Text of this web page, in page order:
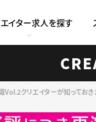
イター求人を探す
クリエイターが知っておき